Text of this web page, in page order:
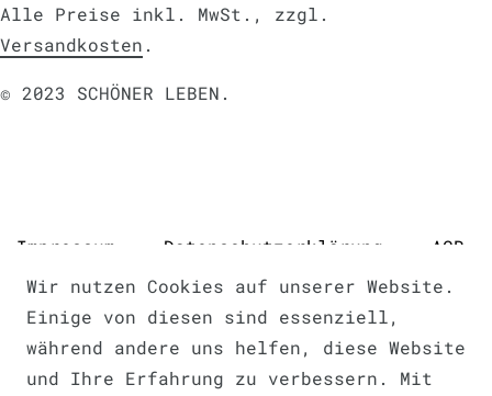
Wir nutzen Cookies auf unserer Website.
Einige von diesen sind essenziell,
während andere uns helfen, diese Website
und Ihre Erfahrung zu verbessern. Mit
Alle Preise inkl. MwSt., zzgl.
Versandkosten .
© 2023 SCHÖNER LEBEN.
Impressum Daten­schutz­erklärung AGB
Barrierefreiheitserklärung